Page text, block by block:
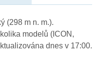
(298 m n. m.).
modelů (ICON,
dnes v 17:00.